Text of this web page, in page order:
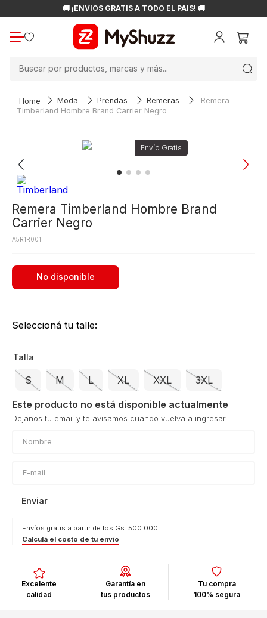
🚚 ¡ENVÍOS GRATIS A TODO EL PAÍS! 🚚
Moda Prendas Remeras
Remera
Timberland Hombre Brand Carrier Negro
Remera Timberland Hombre Brand
Carrier Negro
A5R1R001
No disponible
Seleccioná tu talle:
Talla
S M L XL XXL 3XL
Este producto no está disponible actualmente
Enviar
Envíos gratis a partir de los Gs. 500.000
Calculá el costo de tu envío
Excelente
calidad
Garantía en
tus productos
Tu compra
100% segura